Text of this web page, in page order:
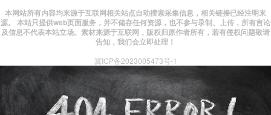
本网站所有内容均来源于互联网相关站点自动搜索采集信息，相关链接已经注明来
源。 本站只提供web页面服务，并不储存任何资源，也不参与录制、上传，所有言论
及信息不代表本站立场。素材来源于互联网，版权归原作者所有，若有侵权问题敬请
告知，我们会立即处理！
冀ICP备2023005473号-1